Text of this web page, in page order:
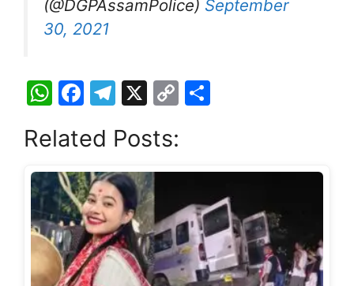
(@DGPAssamPolice) September
30, 2021
W
at
s
A
p
p
F
c
e
b
o
o
k
T
e
gr
a
m
X
C
y
n
k
e
Related Posts: